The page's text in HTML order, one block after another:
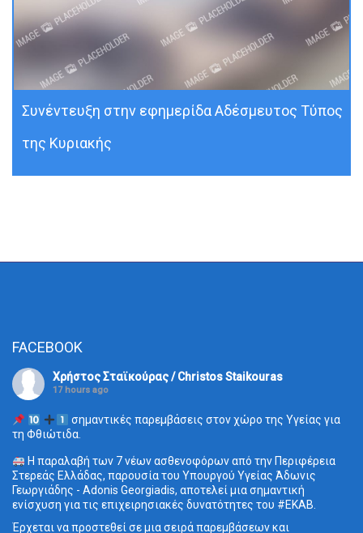
Συνέντευξη στην εφημερίδα Αδέσμευτος Τύπος
της Κυριακής
FACEBOOK
Χρήστος Σταϊκούρας / Christos Staikouras
17 hours ago
σημαντικές παρεμβάσεις στον χώρο της Υγείας για
τη Φθιώτιδα.
Η παραλαβή των 7 νέων ασθενοφόρων από την Περιφέρεια
Στερεάς Ελλάδας, παρουσία του Υπουργού Υγείας Άδωνις
Γεωργιάδης - Adonis Georgiadis, αποτελεί μια σημαντική
ενίσχυση για τις επιχειρησιακές δυνατότητες του #ΕΚΑΒ.
Έρχεται να προστεθεί σε μια σειρά παρεμβάσεων και